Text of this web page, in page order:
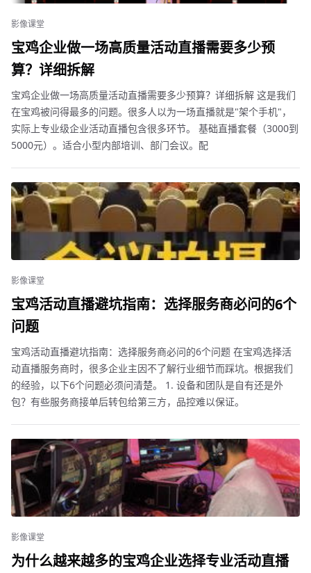
影像课堂
宝鸡企业做一场高质量活动直播需要多少预
算？详细拆解
宝鸡企业做一场高质量活动直播需要多少预算？详细拆解 这是我们
在宝鸡被问得最多的问题。很多人以为一场直播就是"架个手机"，
实际上专业级企业活动直播包含很多环节。 基础直播套餐（3000到
5000元）。适合小型内部培训、部门会议。配
影像课堂
宝鸡活动直播避坑指南：选择服务商必问的6个
问题
宝鸡活动直播避坑指南：选择服务商必问的6个问题 在宝鸡选择活
动直播服务商时，很多企业主因不了解行业细节而踩坑。根据我们
的经验，以下6个问题必须问清楚。 1. 设备和团队是自有还是外
包？有些服务商接单后转包给第三方，品控难以保证。
影像课堂
为什么越来越多的宝鸡企业选择专业活动直播